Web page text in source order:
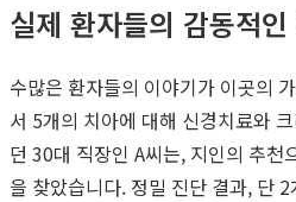
실제 환자들의 감동적인
수많은 환자들의 이야기가 이곳의
서 5개의 치아에 대해 신경치료와
던 30대 직장인 A씨는, 지인의 추천
을 찾았습니다. 정밀 진단 결과, 단